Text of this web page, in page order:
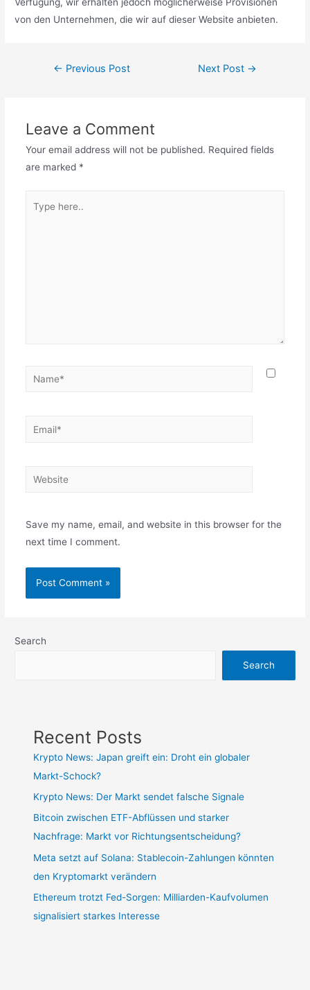
Verfügung, wir erhalten jedoch möglicherweise Provisionen
von den Unternehmen, die wir auf dieser Website anbieten.
Post← Previous Post Next Post →
Leave a Comment
Your email address will not be published. Required fields
are marked *
here..
Name*
Email*
Website
Save my name, email, and website in this browser for the
next time I comment.
Search
Search
Recent Posts
Krypto News: Japan greift ein: Droht ein globaler
Markt-Schock?
Krypto News: Der Markt sendet falsche Signale
Bitcoin zwischen ETF-Abflüssen und starker
Nachfrage: Markt vor Richtungsentscheidung?
Meta setzt auf Solana: Stablecoin-Zahlungen könnten
den Kryptomarkt verändern
Ethereum trotzt Fed-Sorgen: Milliarden-Kaufvolumen
signalisiert starkes Interesse